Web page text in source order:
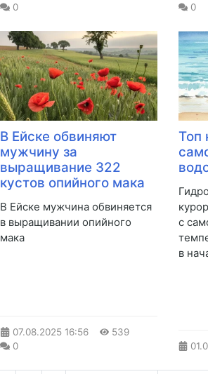
0
0
В Ейске обвиняют
мужчину за
выращивание 322
кустов опийного мака
В Ейске мужчина обвиняется
в выращивании опийного
мака
07.08.2025 16:56
539
0
Топ
с
в